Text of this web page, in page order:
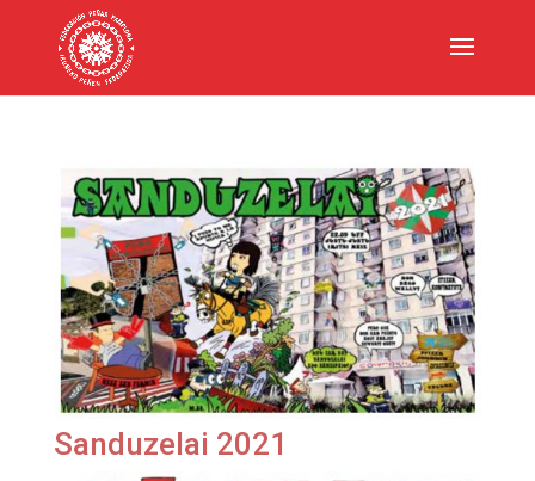
Sanduzelai 2021